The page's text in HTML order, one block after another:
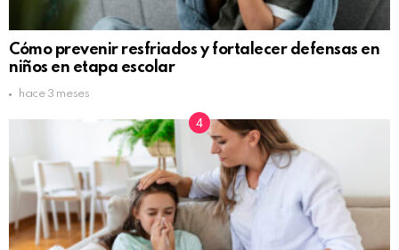
Cómo prevenir resfriados y fortalecer defensas en
niños en etapa escolar
hace 3 meses